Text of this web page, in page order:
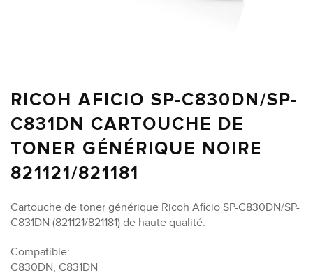
RICOH AFICIO SP-C830DN/SP-
C831DN CARTOUCHE DE
TONER GÉNÉRIQUE NOIRE
821121/821181
Cartouche de toner générique Ricoh Aficio SP-C830DN/SP-
C831DN (821121/821181) de haute qualité.
Compatible:
C830DN, C831DN